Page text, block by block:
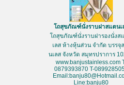
โถสุขภัณฑ์นั่งราบฝาสแตนเ
โถสุขภัณฑ์นั่งราบฝารองนั่งส
เลส ห้างหุ้นส่วน จำกัด บรรจุ
นเลส จังหวัด สมุทรปราการ
www.banjustainless.com
0879393870 T-
Line:banju80